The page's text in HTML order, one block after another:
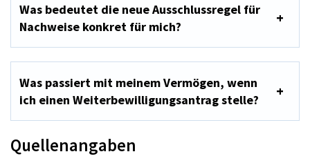
Was bedeutet die neue Ausschlussregel für
Nachweise konkret für mich?
Was passiert mit meinem Vermögen, wenn
ich einen Weiterbewilligungsantrag stelle?
Quellenangaben